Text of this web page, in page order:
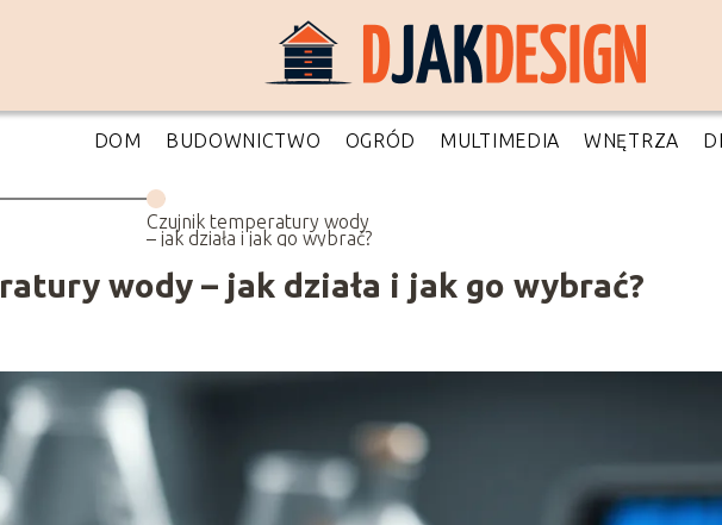
DOM BUDOWNICTWO OGRÓD MULTIMEDIA WNĘTRZA
Czujnik temperatury wody
– jak działa i jak go wybrać?
wody – jak działa i jak go wybrać?